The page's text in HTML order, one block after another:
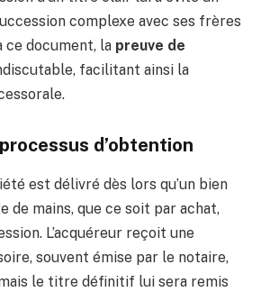
complexe avec ses frères
document, la preuve de
facilitant ainsi la
d’obtention
est délivré dès lors qu’un bien
de mains, que ce soit par achat,
L’acquéreur reçoit une
souvent émise par le notaire,
le titre définitif lui sera remis